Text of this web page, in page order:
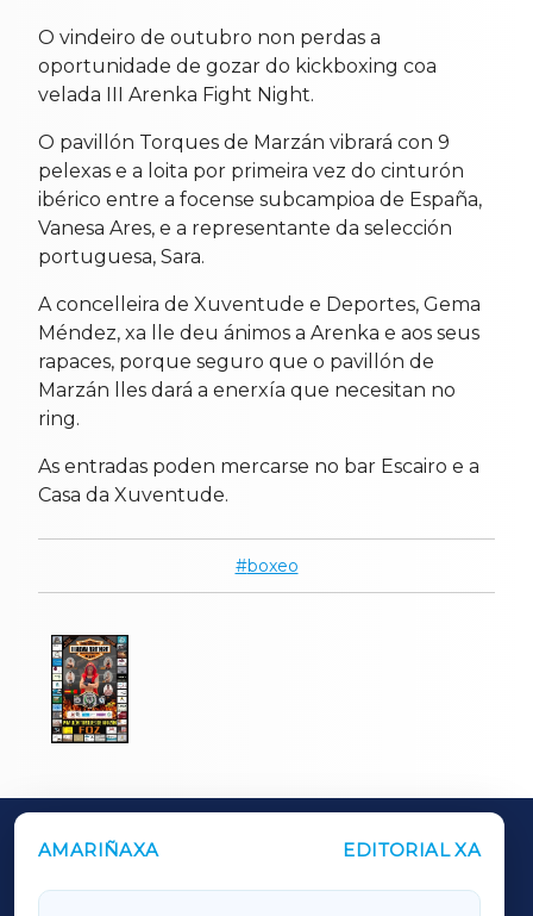
O vindeiro de outubro non perdas a
oportunidade de gozar do kickboxing coa
velada III Arenka Fight Night.
O pavillón Torques de Marzán vibrará con 9
pelexas e a loita por primeira vez do cinturón
ibérico entre a focense subcampioa de España,
Vanesa Ares, e a representante da selección
portuguesa, Sara.
A concelleira de Xuventude e Deportes, Gema
Méndez, xa lle deu ánimos a Arenka e aos seus
rapaces, porque seguro que o pavillón de
Marzán lles dará a enerxía que necesitan no
ring.
As entradas poden mercarse no bar Escairo e a
Casa da Xuventude.
boxeo
AMARIÑAXA EDITORIAL XA
OUTROS PERIÓDICOS